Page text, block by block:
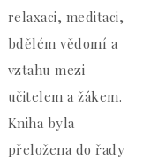
relaxaci, meditaci,
bdělém vědomí a
vztahu mezi
učitelem a žákem.
Kniha byla
přeložena do řady